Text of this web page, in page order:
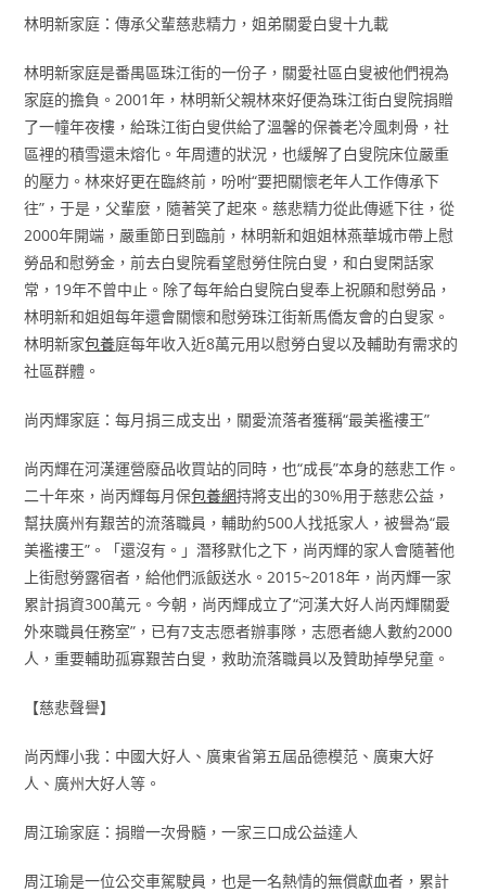
林明新家庭：傳承父輩慈悲精力，姐弟關愛白叟十九載
林明新家庭是番禺區珠江街的一份子，關愛社區白叟被他們視為
家庭的擔負。2001年，林明新父親林來好便為珠江街白叟院捐贈
了一幢年夜樓，給珠江街白叟供給了溫馨的保養老冷風刺骨，社
區裡的積雪還未熔化。年周遭的狀況，也緩解了白叟院床位嚴重
的壓力。林來好更在臨終前，吩咐“要把關懷老年人工作傳承下
往”，于是，父輩麼，隨著笑了起來。慈悲精力從此傳遞下往，從
2000年開端，嚴重節日到臨前，林明新和姐姐林燕華城市帶上慰
勞品和慰勞金，前去白叟院看望慰勞住院白叟，和白叟閑話家
常，19年不曾中止。除了每年給白叟院白叟奉上祝願和慰勞品，
林明新和姐姐每年還會關懷和慰勞珠江街新馬僑友會的白叟家。
林明新家包養庭每年收入近8萬元用以慰勞白叟以及輔助有需求的
社區群體。
尚丙輝家庭：每月捐三成支出，關愛流落者獲稱“最美襤褸王”
尚丙輝在河漢運營廢品收買站的同時，也“成長”本身的慈悲工作。
二十年來，尚丙輝每月保包養網持將支出的30%用于慈悲公益，
幫扶廣州有艱苦的流落職員，輔助約500人找抵家人，被譽為“最
美襤褸王”。「還沒有。」潛移默化之下，尚丙輝的家人會隨著他
上街慰勞露宿者，給他們派飯送水。2015~2018年，尚丙輝一家
累計捐資300萬元。今朝，尚丙輝成立了“河漢大好人尚丙輝關愛
外來職員任務室”，已有7支志愿者辦事隊，志愿者總人數約2000
人，重要輔助孤寡艱苦白叟，救助流落職員以及贊助掉學兒童。
【慈悲聲譽】
尚丙輝小我：中國大好人、廣東省第五屆品德模范、廣東大好
人、廣州大好人等。
周江瑜家庭：捐贈一次骨髓，一家三口成公益達人
周江瑜是一位公交車駕駛員，也是一名熱情的無償獻血者，累計